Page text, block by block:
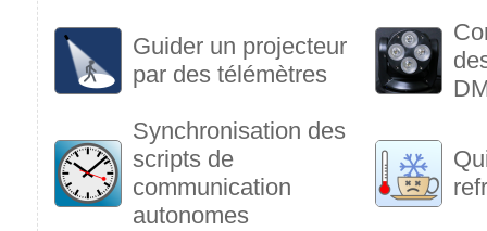
Guider un projecteur
par des télémètres
Synchronisation des
scripts de
communication
autonomes